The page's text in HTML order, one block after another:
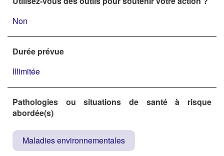
Non
Durée prévue
Illimitée
Pathologies ou situations de santé à risque
abordée(s)
Maladies environnementales